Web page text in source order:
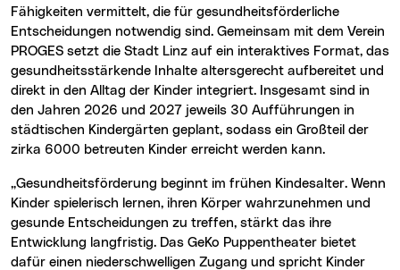
Fähigkeiten vermittelt, die für gesundheitsförderliche
Entscheidungen notwendig sind. Gemeinsam mit dem Verein
PROGES setzt die Stadt Linz auf ein interaktives Format, das
gesundheitsstärkende Inhalte altersgerecht aufbereitet und
direkt in den Alltag der Kinder integriert. Insgesamt sind in
den Jahren 2026 und 2027 jeweils 30 Aufführungen in
städtischen Kindergärten geplant, sodass ein Großteil der
zirka 6000 betreuten Kinder erreicht werden kann.
„Gesundheitsförderung beginnt im frühen Kindesalter. Wenn
Kinder spielerisch lernen, ihren Körper wahrzunehmen und
gesunde Entscheidungen zu treffen, stärkt das ihre
Entwicklung langfristig. Das GeKo Puppentheater bietet
dafür einen niederschwelligen Zugang und spricht Kinder